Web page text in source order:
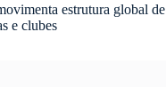
estrutura global de
e clubes